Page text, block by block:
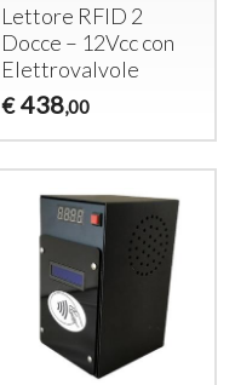
Lettore RFID 2
Docce – 12Vcc con
Elettrovalvole
€ 438,00